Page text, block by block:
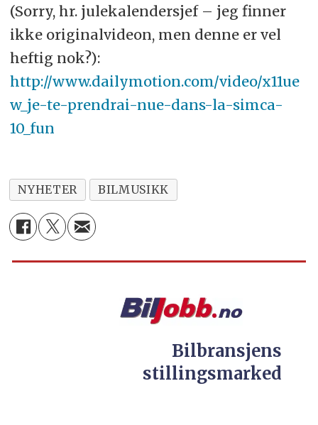
(Sorry, hr. julekalendersjef – jeg finner
ikke originalvideon, men denne er vel
heftig nok?):
http://www.dailymotion.com/video/x11ue
w_je-te-prendrai-nue-dans-la-simca-
10_fun
NYHETER BILMUSIKK
Bilbransjens
stillingsmarked